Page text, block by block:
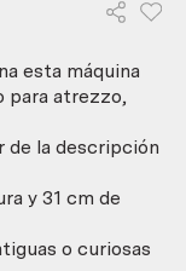
esta máquina
para atrezzo,
de la descripción
y 31 cm de
o curiosas